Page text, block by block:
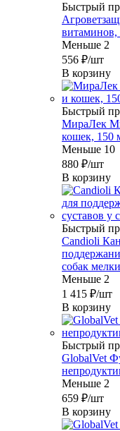
Быстрый
витаминов,
Меньше 2
556 ₽/шт
В корзину
Быстрый
МираЛек
кошек, 150
Меньше 10
880 ₽/шт
В корзину
Быстрый
Candioli
собак
Меньше 2
1 415 ₽/шт
В корзину
Быстрый
GlobalVet
Меньше 2
659 ₽/шт
В корзину